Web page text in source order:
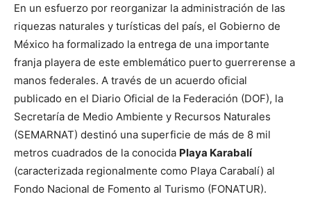
En un esfuerzo por reorganizar la administración de las
riquezas naturales y turísticas del país, el Gobierno de
México ha formalizado la entrega de una importante
franja playera de este emblemático puerto guerrerense a
manos federales. A través de un acuerdo oficial
publicado en el Diario Oficial de la Federación (DOF), la
Secretaría de Medio Ambiente y Recursos Naturales
(SEMARNAT) destinó una superficie de más de 8 mil
metros cuadrados de la conocida Playa Karabalí
(caracterizada regionalmente como Playa Carabalí) al
Fondo Nacional de Fomento al Turismo (FONATUR).